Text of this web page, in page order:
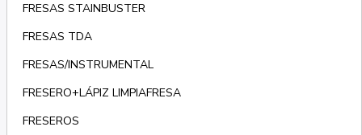
FRESAS STAINBUSTER
FRESAS TDA
FRESAS/INSTRUMENTAL
FRESERO+LÁPIZ LIMPIAFRESA
FRESEROS